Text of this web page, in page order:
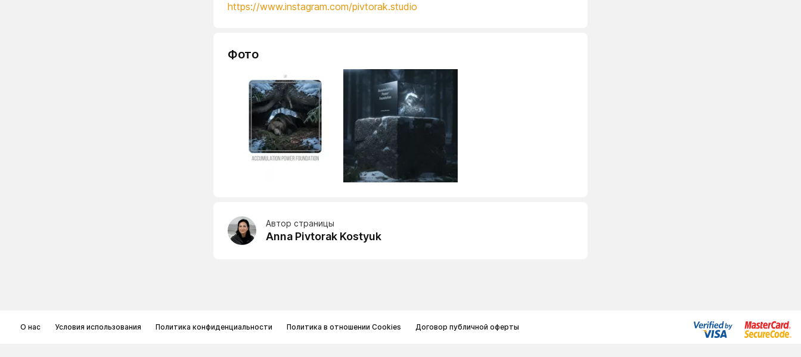
https://www.instagram.com/pivtorak.studio
Фото
Автор страницы
Anna Pivtorak Kostyuk
О нас Условия использования Политика конфиденциальности Политика в отношении Cookies Договор публичной оферты